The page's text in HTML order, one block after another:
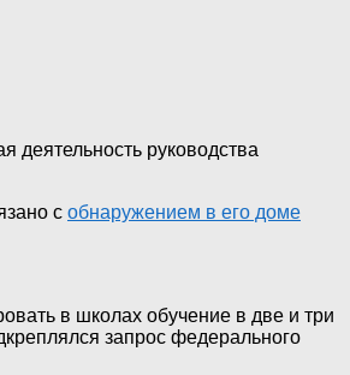
руководства
с обнаружением в его доме
в школах обучение в две и три
запрос федерального